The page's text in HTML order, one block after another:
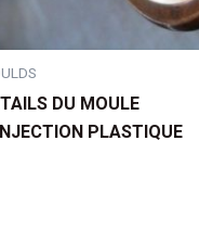
DU MOULE
PLASTIQUE